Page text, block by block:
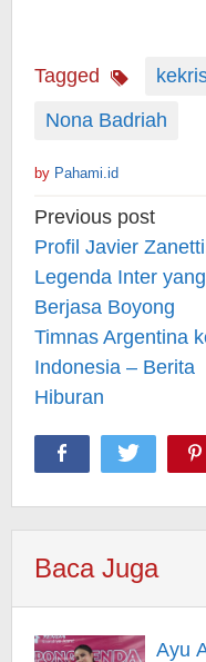
Tagged
Nona Badriah
by Pahami.id
Post
navigation
Previous post
Profil Javier
Legenda Inter yang
Berjasa Boyong
Timnas Argentina
Indonesia – Berita
Hiburan
Baca Juga
Ayu